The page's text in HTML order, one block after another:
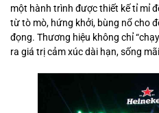
một hành trình được thiết kế tỉ mỉ
từ tò mò, hứng khởi, bùng nổ cho
đọng. Thương hiệu không chỉ
ra giá trị cảm xúc dài hạn, sống